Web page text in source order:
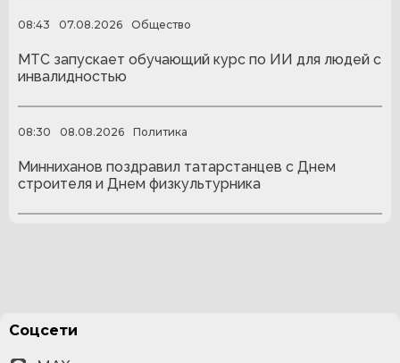
08:43 07.08.2026 Общество
МТС запускает обучающий курс по ИИ для людей с
инвалидностью
08:30 08.08.2026 Политика
Минниханов поздравил татарстанцев с Днем
строителя и Днем физкультурника
Соцсети